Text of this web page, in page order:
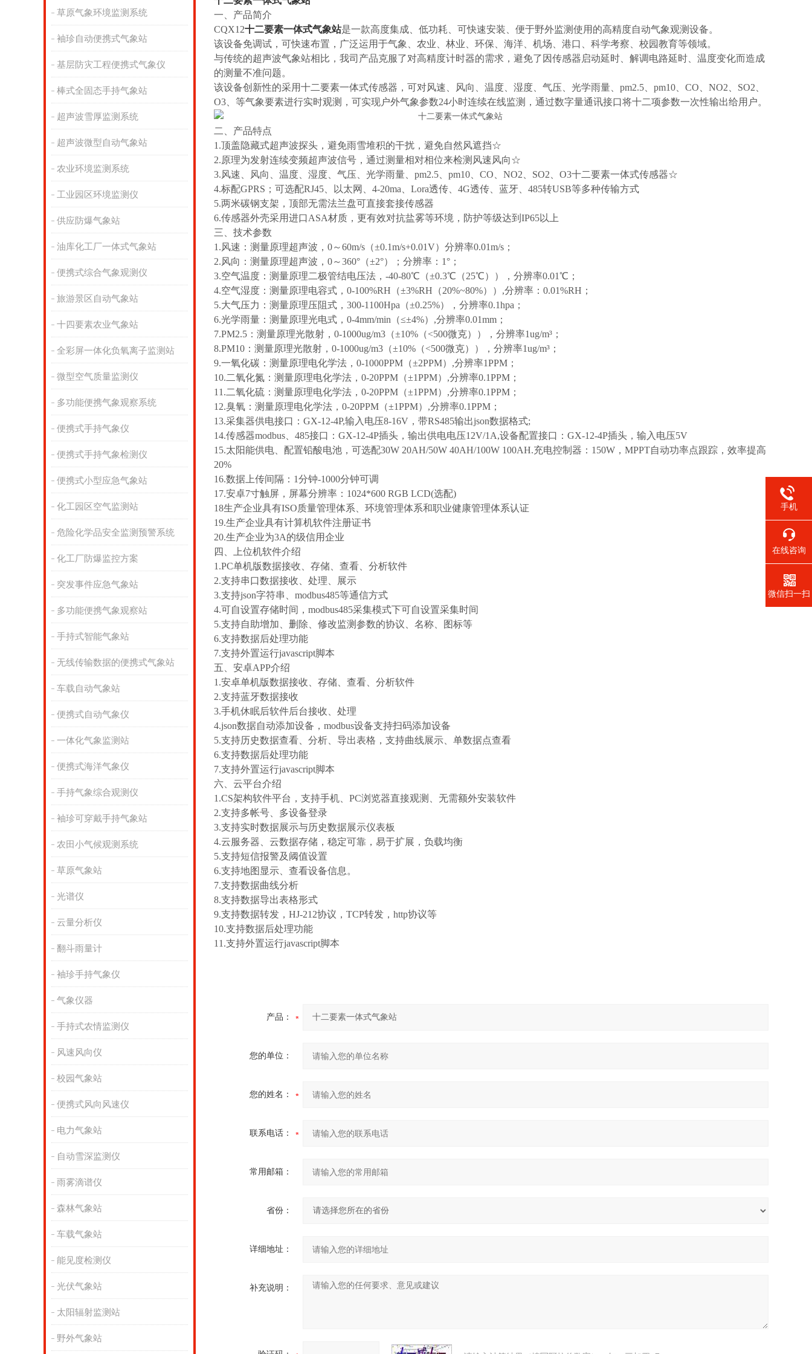
草原气象环境监测系统
袖珍自动便携式气象站
基层防灾工程便携式气象仪
棒式全固态手持气象站
超声波雪厚监测系统
超声波微型自动气象站
农业环境监测系统
工业园区环境监测仪
供应防爆气象站
油库化工厂一体式气象站
便携式综合气象观测仪
旅游景区自动气象站
十四要素农业气象站
全彩屏一体化负氧离子监测站
微型空气质量监测仪
多功能便携气象观察系统
便携式手持气象仪
便携式手持气象检测仪
便携式小型应急气象站
化工园区空气监测站
危险化学品安全监测预警系统
化工厂防爆监控方案
突发事件应急气象站
多功能便携气象观察站
手持式智能气象站
无线传输数据的便携式气象站
车载自动气象站
便携式自动气象仪
一体化气象监测站
便携式海洋气象仪
手持气象综合观测仪
袖珍可穿戴手持气象站
农田小气候观测系统
草原气象站
光谱仪
云量分析仪
翻斗雨量计
袖珍手持气象仪
气象仪器
手持式农情监测仪
风速风向仪
校园气象站
便携式风向风速仪
电力气象站
自动雪深监测仪
雨雾滴谱仪
森林气象站
车载气象站
能见度检测仪
光伏气象站
太阳辐射监测站
野外气象站
一、产品简介
CQX12十二要素一体式气象站是一款高度集成、低功耗、可快速安装、便于野外监测使用的高精度自动气象观测设备。
该设备免调试，可快速布置，广泛运用于气象、农业、林业、环保、海洋、机场、港口、科学考察、校园教育等领域。
与传统的超声波气象站相比，我司产品克服了对高精度计时器的需求，避免了因传感器启动延时、解调电路延时、温度变化而造成
的测量不准问题。
该设备创新性的采用十二要素一体式传感器，可对风速、风向、温度、湿度、气压、光学雨量、pm2.5、pm10、CO、NO2、SO2、
O3、等气象要素进行实时观测，可实现户外气象参数24小时连续在线监测，通过数字量通讯接口将十二项参数一次性输出给用户。
二、产品特点
1.顶盖隐藏式超声波探头，避免雨雪堆积的干扰，避免自然风遮挡☆
2.原理为发射连续变频超声波信号，通过测量相对相位来检测风速风向☆
3.风速、风向、温度、湿度、气压、光学雨量、pm2.5、pm10、CO、NO2、SO2、O3十二要素一体式传感器☆
4.标配GPRS；可选配RJ45、以太网、4-20ma、Lora透传、4G透传、蓝牙、485转USB等多种传输方式
5.两米碳钢支架，顶部无需法兰盘可直接套接传感器
6.传感器外壳采用进口ASA材质，更有效对抗盐雾等环境，防护等级达到IP65以上
三、技术参数
1.风速：测量原理超声波，0～60m/s（±0.1m/s+0.01V）分辨率0.01m/s；
2.风向：测量原理超声波，0～360°（±2°）；分辨率：1°；
3.空气温度：测量原理二极管结电压法，-40-80℃（±0.3℃（25℃）），分辨率0.01℃；
4.空气湿度：测量原理电容式，0-100%RH（±3%RH（20%~80%））,分辨率：0.01%RH；
5.大气压力：测量原理压阻式，300-1100Hpa（±0.25%），分辨率0.1hpa；
6.光学雨量：测量原理光电式，0-4mm/min（≤±4%）,分辨率0.01mm；
7.PM2.5：测量原理光散射，0-1000ug/m3（±10%（<500微克）），分辨率1ug/m³；
8.PM10：测量原理光散射，0-1000ug/m3（±10%（<500微克）），分辨率1ug/m³；
9.一氧化碳：测量原理电化学法，0-1000PPM（±2PPM）,分辨率1PPM；
10.二氧化氮：测量原理电化学法，0-20PPM（±1PPM）,分辨率0.1PPM；
11.二氧化硫：测量原理电化学法，0-20PPM（±1PPM）,分辨率0.1PPM；
12.臭氧：测量原理电化学法，0-20PPM（±1PPM）,分辨率0.1PPM；
13.采集器供电接口：GX-12-4P,输入电压8-16V，带RS485输出json数据格式;
14.传感器modbus、485接口：GX-12-4P插头，输出供电电压12V/1A,设备配置接口：GX-12-4P插头，输入电压5V
15.太阳能供电、配置铅酸电池，可选配30W 20AH/50W 40AH/100W 100AH.充电控制器：150W，MPPT自动功率点跟踪，效率提高
20%
16.数据上传间隔：1分钟-1000分钟可调
17.安卓7寸触屏，屏幕分辨率：1024*600 RGB LCD(选配)
18生产企业具有ISO质量管理体系、环境管理体系和职业健康管理体系认证
19.生产企业具有计算机软件注册证书
20.生产企业为3A的级信用企业
四、上位机软件介绍
1.PC单机版数据接收、存储、查看、分析软件
2.支持串口数据接收、处理、展示
3.支持json字符串、modbus485等通信方式
4.可自设置存储时间，modbus485采集模式下可自设置采集时间
5.支持自助增加、删除、修改监测参数的协议、名称、图标等
6.支持数据后处理功能
7.支持外置运行javascript脚本
五、安卓APP介绍
1.安卓单机版数据接收、存储、查看、分析软件
2.支持蓝牙数据接收
3.手机休眠后软件后台接收、处理
4.json数据自动添加设备，modbus设备支持扫码添加设备
5.支持历史数据查看、分析、导出表格，支持曲线展示、单数据点查看
6.支持数据后处理功能
7.支持外置运行javascript脚本
六、云平台介绍
1.CS架构软件平台，支持手机、PC浏览器直接观测、无需额外安装软件
2.支持多帐号、多设备登录
3.支持实时数据展示与历史数据展示仪表板
4.云服务器、云数据存储，稳定可靠，易于扩展，负载均衡
5.支持短信报警及阈值设置
6.支持地图显示、查看设备信息。
7.支持数据曲线分析
8.支持数据导出表格形式
9.支持数据转发，HJ-212协议，TCP转发，http协议等
10.支持数据后处理功能
11.支持外置运行javascript脚本
产品：
您的单位：
您的姓名：
联系电话：
常用邮箱：
省份：
详细地址：
补充说明：
手机
在线咨询
微信扫一扫